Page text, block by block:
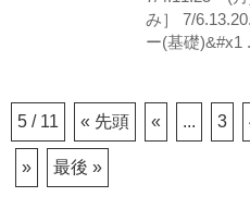
み］ 7/
ー(基礎)&#x1
5 / 11 « 先頭 « ... 3
» 最後 »